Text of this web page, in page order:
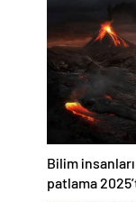
Bilim
patlama